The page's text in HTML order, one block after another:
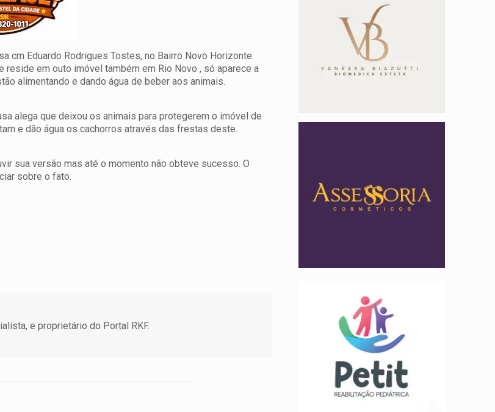
cm Eduardo Rodrigues Tostes, no Bairro Novo Horizonte.
em outo imóvel também em Rio Novo , só aparece a
alimentando e dando água de beber aos animais.
alega que deixou os animais para protegerem o imóvel de
e dão água os cachorros através das frestas deste.
sua versão mas até o momento não obteve sucesso. O
sobre o fato.
e proprietário do Portal RKF.